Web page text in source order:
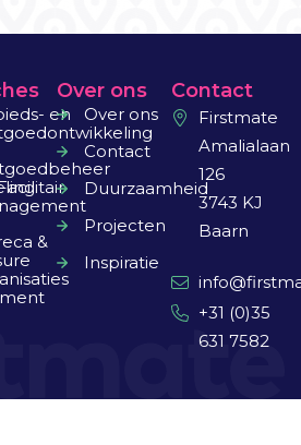
en
&
Over ons
Over ons
Contact
Duurzaamheid
Projecten
Inspiratie
Contact
Firstmate
Amalialaan
126
3743 KJ
Baarn
+31 (0)35
631 7582